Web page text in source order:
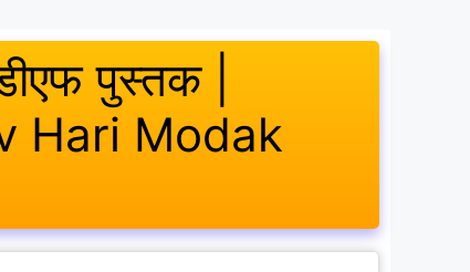
पुस्तक |
Hari Modak